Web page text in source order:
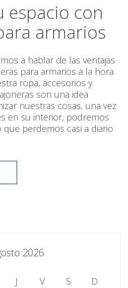
espacio con
armarios
a hablar de las ventajas
para armarios a la hora
ropa, accesorios y
son una idea
nuestras cosas, una vez
en su interior, podremos
perdemos casi a diario
2026
J V S
D